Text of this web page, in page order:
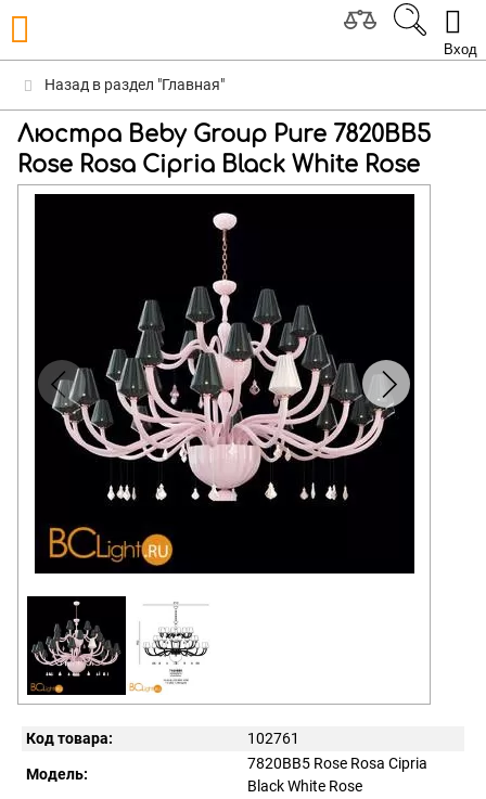
Вход
Назад в раздел "Главная"
Люстра Beby Group Pure 7820BB5
Rose Rosa Cipria Black White Rose
Код товара: 102761
Модель:
7820BB5 Rose Rosa Cipria
Black White Rose